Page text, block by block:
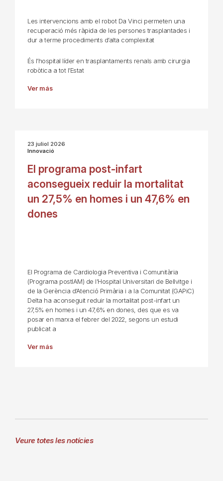
Les intervencions amb el robot Da Vinci permeten una
recuperació més ràpida de les persones trasplantades i
dur a terme procediments d’alta complexitat
És l’hospital líder en trasplantaments renals amb cirurgia
robòtica a tot l’Estat
Ver más
23 juliol 2026
Innovació
El programa post-infart
aconsegueix reduir la mortalitat
un 27,5% en homes i un 47,6% en
dones
El Programa de Cardiologia Preventiva i Comunitària
(Programa postIAM) de l’Hospital Universitari de Bellvitge i
de la Gerència d’Atenció Primària i a la Comunitat (GAPiC)
Delta ha aconseguit reduir la mortalitat post-infart un
27,5% en homes i un 47,6% en dones, des que es va
posar en marxa el febrer del 2022, segons un estudi
publicat a
Ver más
Veure totes les notícies